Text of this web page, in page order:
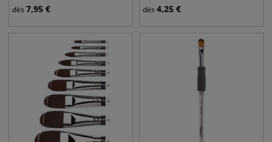
dès 7,95 € dès 4,25 €